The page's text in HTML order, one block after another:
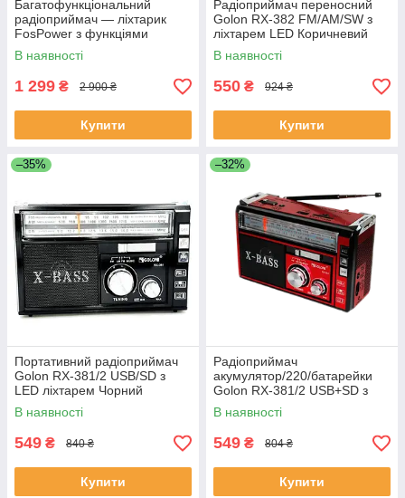
Багатофункціональний
радіоприймач — ліхтарик
FosPower з функціями
Аварійного радіо 4000 mAh
(MD-090P)
В наявності
1 299 ₴ 2 900 ₴
Купити
Радіоприймач переносний
Golon RX-382 FM/AM/SW з
ліхтарем LED Коричневий
(1931177197)
В наявності
550 ₴ 924 ₴
Купити
–35%
Портативний радіоприймач
Golon RX-381/2 USB/SD з
LED ліхтарем Чорний
(1756375737)
В наявності
549 ₴ 840 ₴
Купити
–32%
Радіоприймач
акумулятор/220/батарейки
Golon RX-381/2 USB+SD з
ліхтариком LED Червоний
(1756375736)
В наявності
549 ₴ 804 ₴
Купити